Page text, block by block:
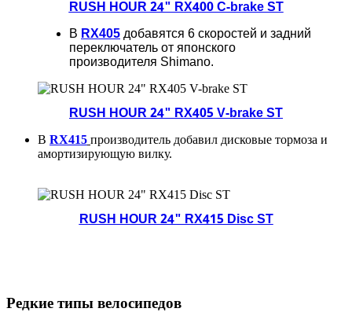
RUSH HOUR 24" RX400 C-brake ST
В RX405 добавятся 6 скоростей и задний
переключатель от японского
производителя Shimano.
RUSH HOUR 24" RX405 V-brake ST
В RX415 производитель добавил дисковые тормоза и
амортизирующую вилку.
RUSH HOUR 24" RX415 Disc ST
Редкие типы велосипедов